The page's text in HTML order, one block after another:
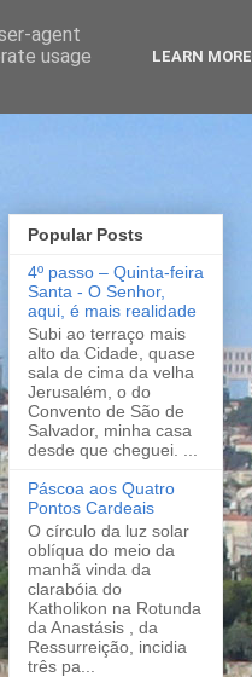
Popular Posts
4º passo – Quinta-feira
Santa - O Senhor,
aqui, é mais realidade
Subi ao terraço mais
alto da Cidade, quase
sala de cima da velha
Jerusalém, o do
Convento de São de
Salvador, minha casa
desde que cheguei. ...
Páscoa aos Quatro
Pontos Cardeais
O círculo da luz solar
oblíqua do meio da
manhã vinda da
clarabóia do
Katholikon na Rotunda
da Anastásis , da
Ressurreição, incidia
três pa...
agent
usage
LEARN MORE